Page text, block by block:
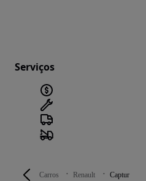
Carros Renault Captur
Serviços